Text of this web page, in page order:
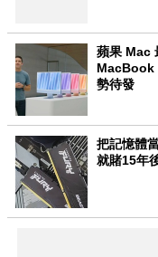
蘋果 Mac
MacBook
勢待發
把記憶體
就賭15年